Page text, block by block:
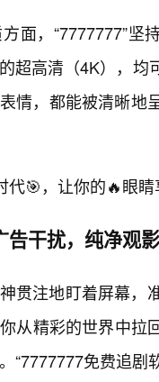
面，“7777777”坚
超高清（4K），
情，都能被清晰地
代🎯，让你的🔥眼睛
干扰，纯净观
贯注地盯着屏幕，
从精彩的世界中
“7777777免费追剧